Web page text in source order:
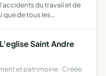
du travail et de
que de tous les
Saint Andre
et patrimoine · Créée